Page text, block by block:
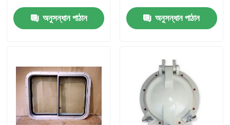
পণ্য
আমাদের সম্পর্কে
অনুসন্ধান পাঠান অনুসন্ধান পাঠান